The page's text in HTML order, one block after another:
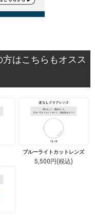
はこちらもオスス
ブルーライトカットレンズ
5,500円(税込)